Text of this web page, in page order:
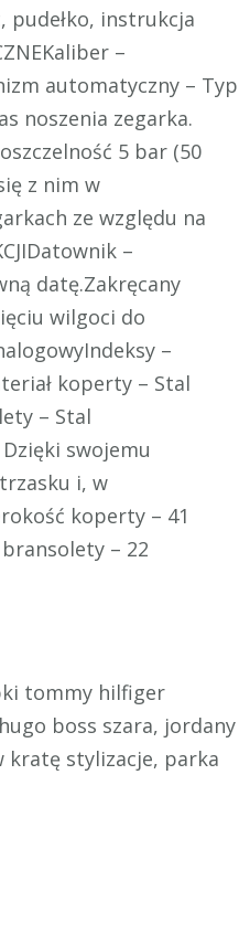
pudełko, instrukcja
–
automatyczny – Typ
noszenia zegarka.
5 bar (50
z nim w
ze względu na
–
datę.Zakręcany
wilgoci do
–
koperty – Stal
– Stal
swojemu
i, w
koperty – 41
– 22
tommy hilfiger
boss szara, jordany
kratę stylizacje, parka